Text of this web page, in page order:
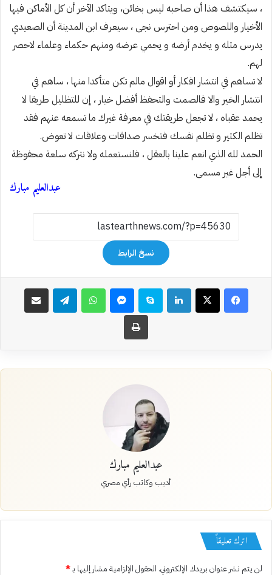
، سيكتشف هذا أن صاحبه ليس بخائن، ويتاكد الآخر أن كل الأماكن فيها
الأخيار واللصوص ومن احترس نجى ، سيعرف ابن المدينة أن الصعيدي
يدرس مثله و يخدم أرضه و يحمي عرضه ومنهم حكماء وعلماء لاحصر
لهم.
لا تساهم في انتشار افكار أو اقوال مالم تكن متأكدا منها ، ساهم في
انتشار الخير والا فالصمت والتحفظ أفضل خيار ، إن للتظليل طريقا لا
يحمد عقباه ، لا تجعل طريقتك في معرفة غيرك ما تسمعه عنهم فقد
تظلم الكثير و تظلم نفسك فتخسر صداقات وعلاقات لا تعوض.
الحمد لله الذي انعم علينا بالعقل ، فلنستعمله ولا نتركه سلعة محفوظة
إلى أجل غير مسمى.
عبدالعليم مبارك
نسخ الرابط
فيسبوك‫X لينكدإن سكايب ماسنجر واتساب تيلقرام مشاركة عبر البريد
طباعة
عبدالعليم مبارك
أديب وكاتب رأي مصري
اترك تعليقاً
لن يتم نشر عنوان بريدك الإلكتروني. الحقول الإلزامية مشار إليها بـ*